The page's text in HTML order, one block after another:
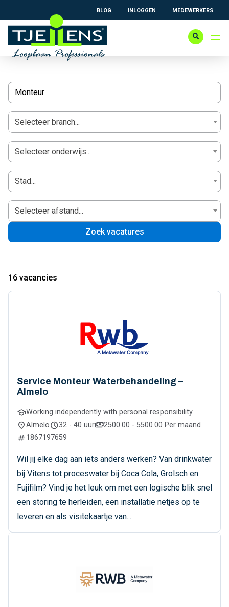
BLOG INLOGGEN MEDEWERKERS
Selecteer branch...
Selecteer onderwijs...
Stad...
Selecteer afstand...
Zoek vacatures
16 vacancies
Service Monteur Waterbehandeling –
Almelo
schoolWorking independently with personal responsibility
location_onAlmeloschedule32 - 40 uurpayments2500.00 - 5500.00 Per maand
numbers1867197659
Wil jij elke dag aan iets anders werken? Van drinkwater
bij Vitens tot proceswater bij Coca Cola, Grolsch en
Fujifilm? Vind je het leuk om met een logische blik snel
een storing te herleiden, een installatie netjes op te
leveren en als visitekaartje van...